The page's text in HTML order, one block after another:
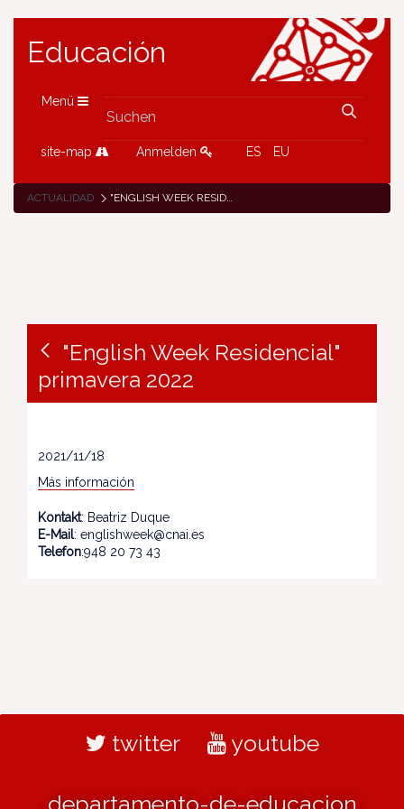
Educación
Menü
site-map Anmelden ES EU
ACTUALIDAD "ENGLISH WEEK RESIDENCIAL" PRIMAVERA 2022
"English Week Residencial"
primavera 2022
2021/11/18
Más información
Kontakt: Beatriz Duque
E-Mail: englishweek@cnai.es
Telefon:948 20 73 43
twitter youtube
departamento-de-educacion